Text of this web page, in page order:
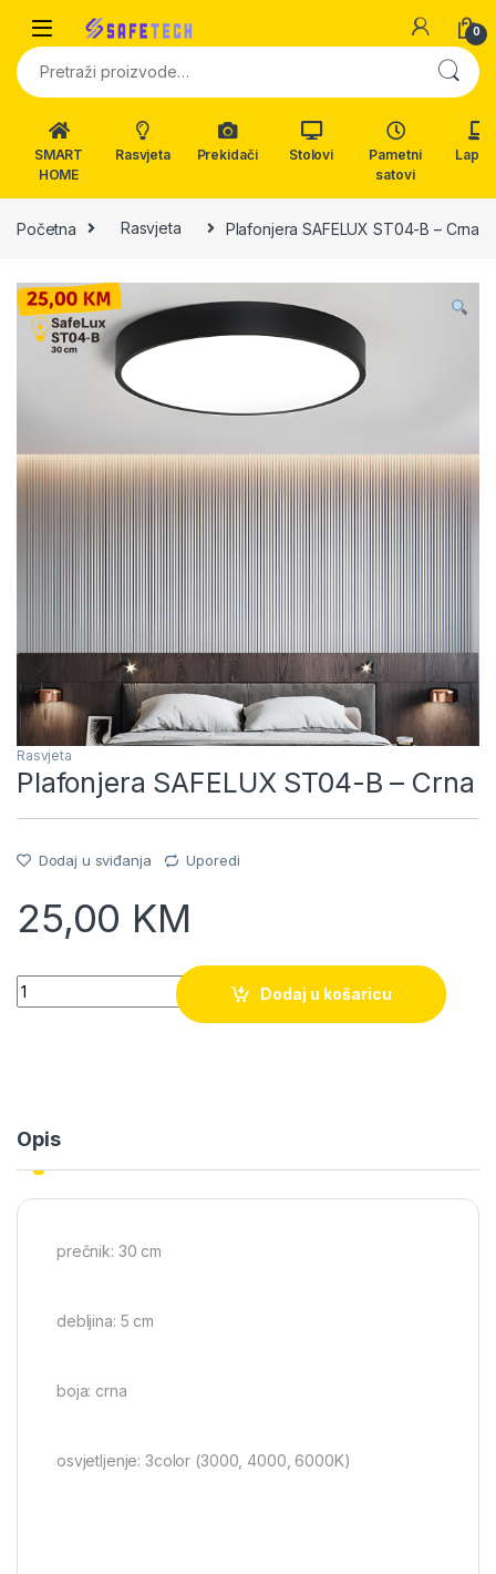
0
Pretraži:
SMART
HOME
Rasvjeta Prekidači Stolovi
Pametni
satovi
Početna Rasvjeta Plafonjera SAFELUX ST04-B – Crna
Rasvjeta
Plafonjera SAFELUX ST04-B – Crna
Dodaj u sviđanja Uporedi
25,00 KM
Quantity
Dodaj u košaricu
Opis
prečnik: 30 cm
debljina: 5 cm
boja: crna
osvjetljenje: 3color (3000, 4000, 6000K)